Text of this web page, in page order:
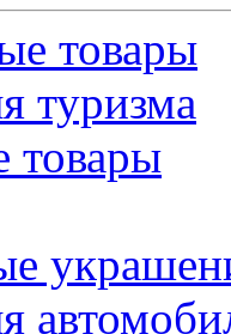
товары
туризма